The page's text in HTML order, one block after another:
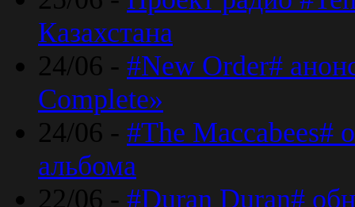
Казахстана
24/06 - #New Order#
Complete»
24/06 - #The Maccabees#
альбома
22/06 - #Duran Duran#